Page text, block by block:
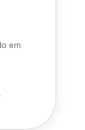
em